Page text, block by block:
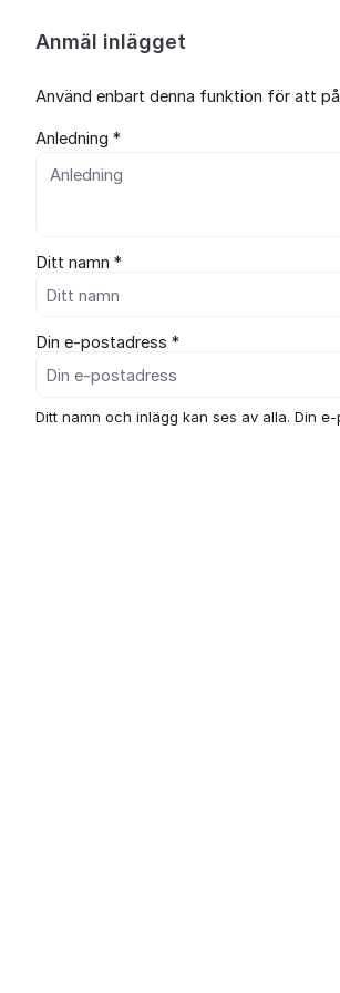
Anmäl inlägget
Använd enbart denna funktion för att
Anledning *
Ditt namn *
Din e-postadress *
Ditt namn och inlägg kan ses av alla. Din